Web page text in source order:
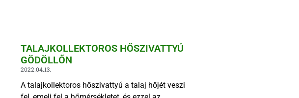
TALAJKOLLEKTOROS HŐSZIVATTYÚ
GÖDÖLLŐN
2022.04.13.
A talajkollektoros hőszivattyú a talaj hőjét veszi